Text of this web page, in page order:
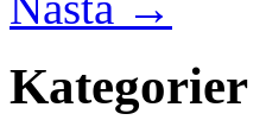
Kategorier